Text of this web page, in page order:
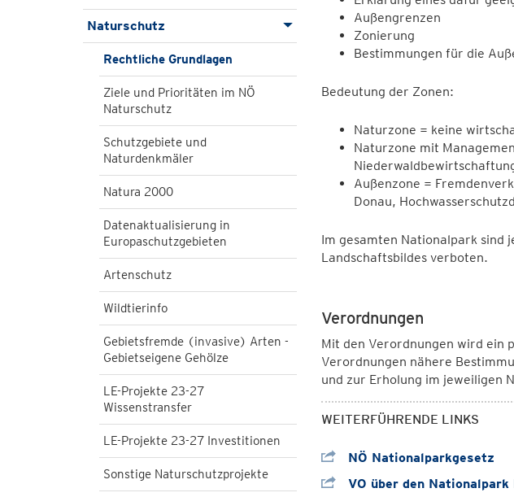
Naturschutz
Rechtliche Grundlagen
Ziele und Prioritäten im NÖ
Naturschutz
Schutzgebiete und
Naturdenkmäler
Natura 2000
Datenaktualisierung in
Europaschutzgebieten
Artenschutz
Wildtierinfo
Gebietsfremde (invasive) Arten -
Gebietseigene Gehölze
LE-Projekte 23-27
Wissenstransfer
LE-Projekte 23-27 Investitionen
Sonstige Naturschutzprojekte
Außengrenzen
Zonierung
Bestimmungen für die
Bedeutung der Zonen:
Naturzone = keine
Naturzone mit
Außenzone =
Donau,
Im gesamten Nationalpark sind
Landschaftsbildes verboten.
Verordnungen
Mit den Verordnungen wird ein
Verordnungen nähere
und zur Erholung im jeweiligen
WEITERFÜHRENDE LINKS
NÖ Nationalparkgesetz
VO über den Nationalpark